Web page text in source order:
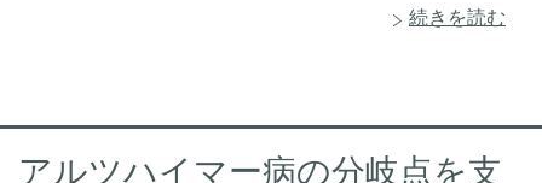
続きを読む
アルツハイマー病の分岐点を支